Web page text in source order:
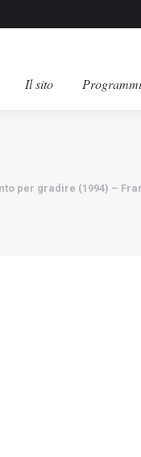
Il sito
per gradire (1994) –